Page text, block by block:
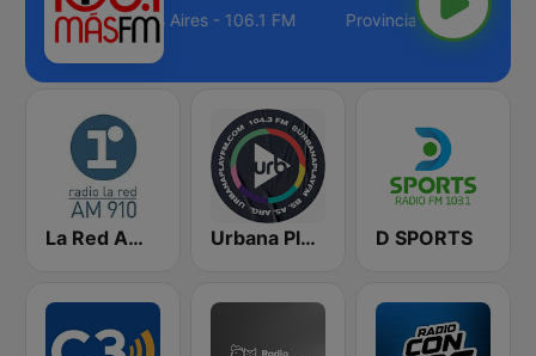
Provincia de Buenos Aires - 106.1 FM
La Red AM 910 Urbana Play 104.3 FM D SPORTS